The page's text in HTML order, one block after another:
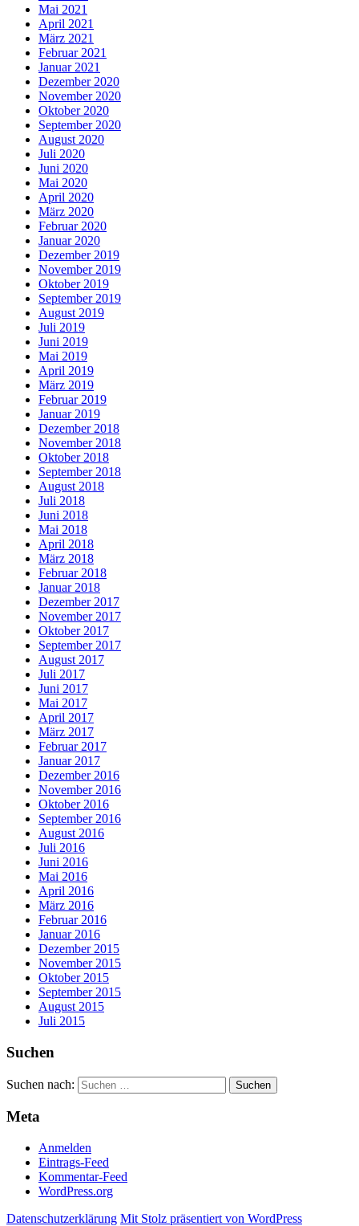
Mai 2021
April 2021
März 2021
Februar 2021
Januar 2021
Dezember 2020
November 2020
Oktober 2020
September 2020
August 2020
Juli 2020
Juni 2020
Mai 2020
April 2020
März 2020
Februar 2020
Januar 2020
Dezember 2019
November 2019
Oktober 2019
September 2019
August 2019
Juli 2019
Juni 2019
Mai 2019
April 2019
März 2019
Februar 2019
Januar 2019
Dezember 2018
November 2018
Oktober 2018
September 2018
August 2018
Juli 2018
Juni 2018
Mai 2018
April 2018
März 2018
Februar 2018
Januar 2018
Dezember 2017
November 2017
Oktober 2017
September 2017
August 2017
Juli 2017
Juni 2017
Mai 2017
April 2017
März 2017
Februar 2017
Januar 2017
Dezember 2016
November 2016
Oktober 2016
September 2016
August 2016
Juli 2016
Juni 2016
Mai 2016
April 2016
März 2016
Februar 2016
Januar 2016
Dezember 2015
November 2015
Oktober 2015
September 2015
August 2015
Juli 2015
Suchen
Suchen nach:
Meta
Anmelden
Eintrags-Feed
Kommentar-Feed
WordPress.org
Datenschutzerklärung Mit Stolz präsentiert von WordPress